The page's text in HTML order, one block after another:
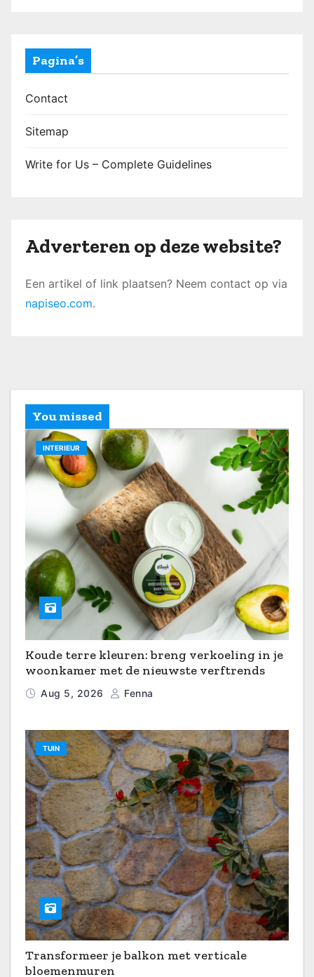
Pagina’s
Contact
Sitemap
Write for Us – Complete Guidelines
Adverteren op deze website?
Een artikel of link plaatsen? Neem contact op via
napiseo.com.
You missed
INTERIEUR
Koude terre kleuren: breng verkoeling in je
woonkamer met de nieuwste verftrends
Aug 5, 2026 Fenna
TUIN
Transformeer je balkon met verticale
bloemenmuren